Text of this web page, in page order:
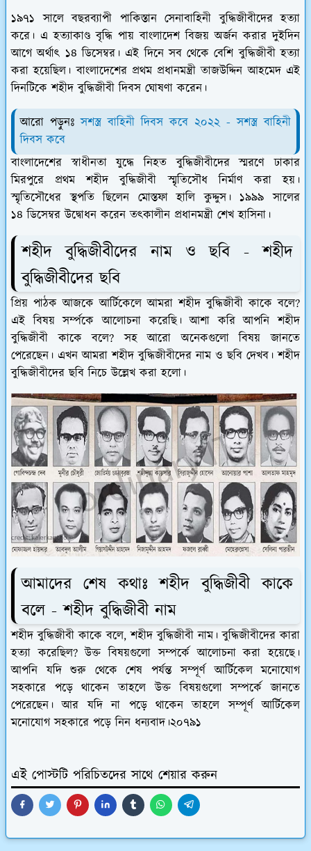
১৯৭১ সালে বছরব্যাপী পাকিস্তান সেনাবাহিনী বুদ্ধিজীবীদের হত্যা
করে। এ হত্যাকাণ্ড বৃদ্ধি পায় বাংলাদেশ বিজয় অর্জন করার দুইদিন
আগে অর্থাৎ ১৪ ডিসেম্বর। এই দিনে সব থেকে বেশি বুদ্ধিজীবী হত্যা
করা হয়েছিল। বাংলাদেশের প্রথম প্রধানমন্ত্রী তাজউদ্দিন আহমেদ এই
দিনটিকে শহীদ বুদ্ধিজীবী দিবস ঘোষণা করেন।
আরো পড়ুনঃসশস্ত্র বাহিনী দিবস কবে ২০২২ - সশস্ত্র বাহিনী
দিবস কবে
বাংলাদেশের স্বাধীনতা যুদ্ধে নিহত বুদ্ধিজীবীদের স্মরণে ঢাকার
মিরপুরে প্রথম শহীদ বুদ্ধিজীবী স্মৃতিসৌধ নির্মাণ করা হয়।
স্মৃতিসৌধের স্থপতি ছিলেন মোস্তফা হালি কুদ্দুস। ১৯৯৯ সালের
১৪ ডিসেম্বর উদ্বোধন করেন তৎকালীন প্রধানমন্ত্রী শেখ হাসিনা।
শহীদ বুদ্ধিজীবীদের নাম ও ছবি - শহীদ
বুদ্ধিজীবীদের ছবি
প্রিয় পাঠক আজকে আর্টিকেলে আমরা শহীদ বুদ্ধিজীবী কাকে বলে?
এই বিষয় সর্ম্পকে আলোচনা করেছি। আশা করি আপনি শহীদ
বুদ্ধিজীবী কাকে বলে? সহ আরো অনেকগুলো বিষয় জানতে
পেরেছেন। এখন আমরা শহীদ বুদ্ধিজীবীদের নাম ও ছবি দেখব। শহীদ
বুদ্ধিজীবীদের ছবি নিচে উল্লেখ করা হলো।
আমাদের শেষ কথাঃ শহীদ বুদ্ধিজীবী কাকে
বলে - শহীদ বুদ্ধিজীবী নাম
শহীদ বুদ্ধিজীবী কাকে বলে, শহীদ বুদ্ধিজীবী নাম। বুদ্ধিজীবীদের কারা
হত্যা করেছিল? উক্ত বিষয়গুলো সম্পর্কে আলোচনা করা হয়েছে।
আপনি যদি শুরু থেকে শেষ পর্যন্ত সম্পূর্ণ আর্টিকেল মনোযোগ
সহকারে পড়ে থাকেন তাহলে উক্ত বিষয়গুলো সম্পর্কে জানতে
পেরেছেন। আর যদি না পড়ে থাকেন তাহলে সম্পূর্ণ আর্টিকেল
মনোযোগ সহকারে পড়ে নিন ধন্যবাদ।২০৭৯১
এই পোস্টটি পরিচিতদের সাথে শেয়ার করুন